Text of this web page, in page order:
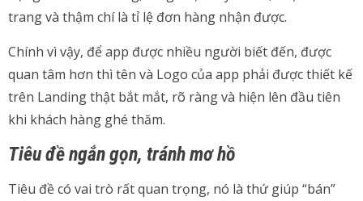
trang và thậm chí là tỉ lệ đơn hàng nhận được.
Chính vì vậy, để app được nhiều người biết đến, được
quan tâm hơn thì tên và Logo của app phải được thiết kế
trên Landing thật bắt mắt, rõ ràng và hiện lên đầu tiên
khi khách hàng ghé thăm.
Tiêu đề ngắn gọn, tránh mơ hồ
Tiêu đề có vai trò rất quan trọng, nó là thứ giúp “bán”